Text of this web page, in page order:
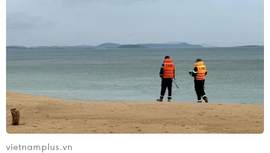
vietnamplus.vn